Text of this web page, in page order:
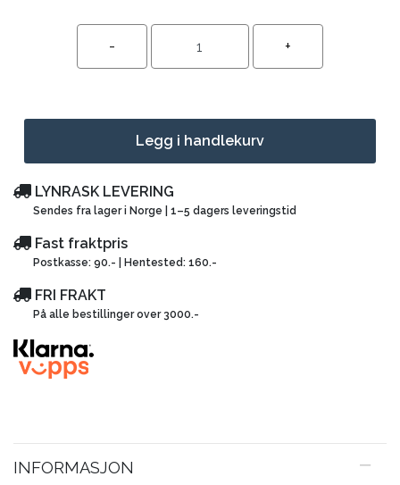
Legg i handlekurv
LYNRASK LEVERING
Sendes fra lager i Norge | 1–5 dagers leveringstid
Fast fraktpris
Postkasse: 90.- | Hentested: 160.-
FRI FRAKT
På alle bestillinger over 3000.-
INFORMASJON